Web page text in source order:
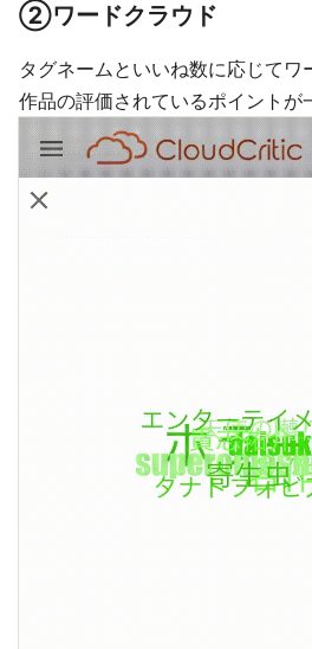
②ワードクラウド
タグネームといいね数に応じてワ
作品の評価されているポイントが